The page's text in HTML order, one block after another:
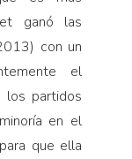
ganó las
con un
el
los partidos
en el
que ella